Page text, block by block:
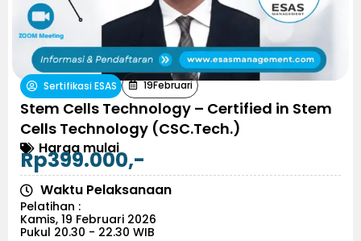
Sertifikasi ESAS 19Februari
Stem Cells Technology – Certified in Stem
Cells Technology (CSC.Tech.)
Harga mulai
Rp399.000,-
Waktu Pelaksanaan
Pelatihan :
Kamis, 19 Februari 2026
Pukul 20.30 - 22.30 WIB